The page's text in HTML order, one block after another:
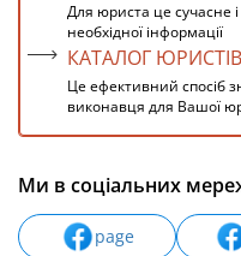
Для юриста це сучасне
необхідної інформації
КАТАЛОГ
Це ефективний спосіб
виконавця для Вашої
Ми в соціальних
page